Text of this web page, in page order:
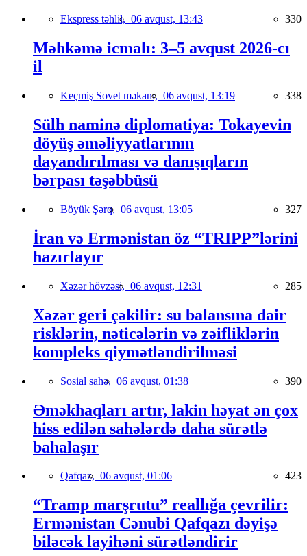
Ekspress təhlil, 06 avqust, 13:43 330
Məhkəmə icmalı: 3–5 avqust 2026-cı
il
Keçmiş Sovet məkanı, 06 avqust, 13:19 338
Sülh naminə diplomatiya: Tokayevin
döyüş əməliyyatlarının
dayandırılması və danışıqların
bərpası təşəbbüsü
Böyük Şərq, 06 avqust, 13:05 327
İran və Ermənistan öz “TRIPP”lərini
hazırlayır
Xəzər hövzəsi, 06 avqust, 12:31 285
Xəzər geri çəkilir: su balansına dair
risklərin, nəticələrin və zəifliklərin
kompleks qiymətləndirilməsi
Sosial sahə, 06 avqust, 01:38 390
Əməkhaqları artır, lakin həyat ən çox
hiss edilən sahələrdə daha sürətlə
bahalaşır
Qafqaz, 06 avqust, 01:06 423
“Tramp marşrutu” reallığa çevrilir:
Ermənistan Cənubi Qafqazı dəyişə
biləcək layihəni sürətləndirir